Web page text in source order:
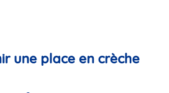
une place en crèche